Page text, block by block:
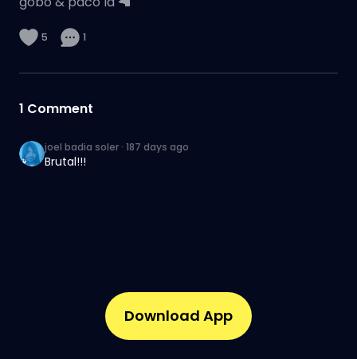
5 1
1 Comment
joel badia soler · 187 days ago
Brutal!!!
Download App